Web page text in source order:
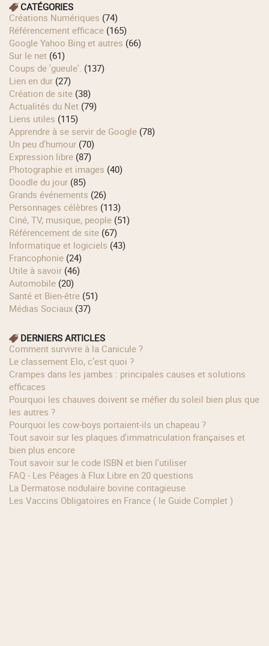
CATÉGORIES
Créations Numériques (74)
Référencement efficace (165)
Google Yahoo Bing et autres (66)
Sur le net (61)
Coups de 'gueule'. (137)
Lien en dur (27)
Création de site (38)
Actualités du Net (79)
Liens utiles (115)
Apprendre à se servir de Google (78)
Un peu d'humour (70)
Expression libre (87)
Photographie et images (40)
Doodle du jour (85)
Grands événements (26)
Personnages célèbres (113)
Ciné, TV, musique, people (51)
Référencement de site (67)
Informatique et logiciels (43)
Francophonie (24)
Utile à savoir (46)
Automobile (20)
Santé et Bien-être (51)
Médias Sociaux (37)
DERNIERS ARTICLES
Comment survivre à la Canicule ?
Le classement Elo, c’est quoi ?
Crampes dans les jambes : principales causes et solutions
efficaces
Pourquoi les chauves doivent se méfier du soleil bien plus que
les autres ?
Pourquoi les cow‑boys portaient‑ils un chapeau ?
Tout savoir sur les plaques d'immatriculation françaises et
bien plus encore
Tout savoir sur le code ISBN et bien l'utiliser
FAQ - Les Péages à Flux Libre en 20 questions
La Dermatose nodulaire bovine contagieuse
Les Vaccins Obligatoires en France ( le Guide Complet )